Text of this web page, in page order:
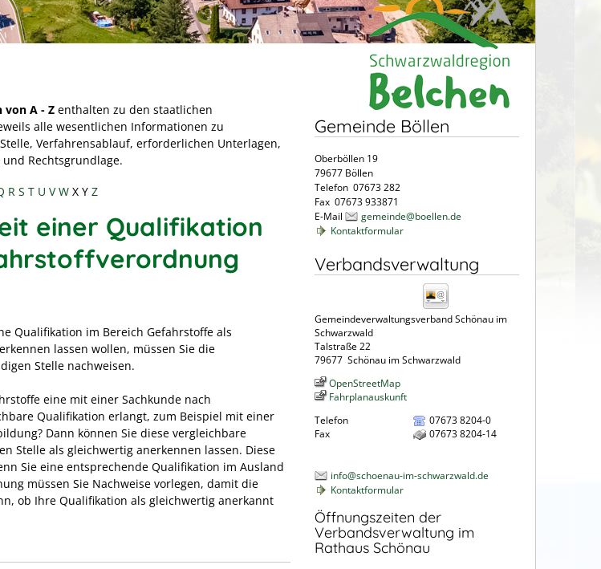
von A - Z enthalten zu den staatlichen
alle wesentlichen Informationen zu
Verfahrensablauf, erforderlichen Unterlagen,
Rechtsgrundlage.
R S T U V W X Y Z
einer Qualifikation
Qualifikation im Bereich Gefahrstoffe als
lassen wollen, müssen Sie die
Stelle nachweisen.
eine mit einer Sachkunde nach
Qualifikation erlangt, zum Beispiel mit einer
Dann können Sie diese vergleichbare
Stelle als gleichwertig anerkennen lassen. Diese
Sie eine entsprechende Qualifikation im Ausland
müssen Sie Nachweise vorlegen, damit die
ob Ihre Qualifikation als gleichwertig anerkannt
Gemeinde Böllen
Oberböllen 19
79677 Böllen
Telefon 07673 282
Fax 07673 933871
E-Mail
gemeinde@boellen.de
Kontaktformular
Verbandsverwaltung
Gemeindeverwaltungsverband Schönau im
Schwarzwald
Talstraße 22
79677 Schönau im Schwarzwald
OpenStreetMap
Fahrplanauskunft
Telefon
07673 8204-0
Fax
07673 8204-14
info@schoenau-im-schwarzwald.de
Kontaktformular
Öffnungszeiten der
Verbandsverwaltung im
Rathaus Schönau